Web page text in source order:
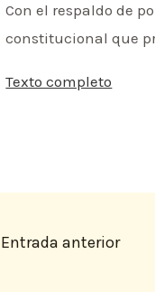
Con el respaldo de
constitucional que
Texto completo
Entrada anterior